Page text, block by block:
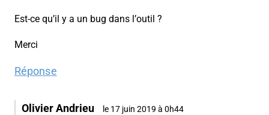
Est-ce qu’il y a un bug dans l’outil ?
Merci
Réponse
Olivier Andrieu le 17 juin 2019 à 0h44